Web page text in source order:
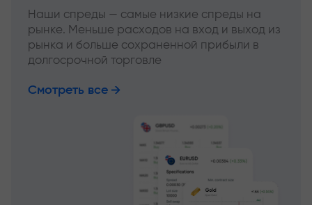
Наши спреды — самые низкие спреды на
рынке. Меньше расходов на вход и выход из
рынка и больше сохраненной прибыли в
долгосрочной торговле
Смотреть все